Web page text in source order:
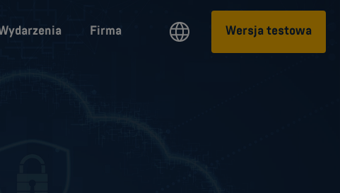
Firma Wersja testowa